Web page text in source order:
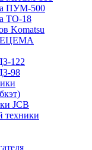
ПУМ-500
ТО-18
Komatsu
БЕЦЕМА
122
98
JCB
техники